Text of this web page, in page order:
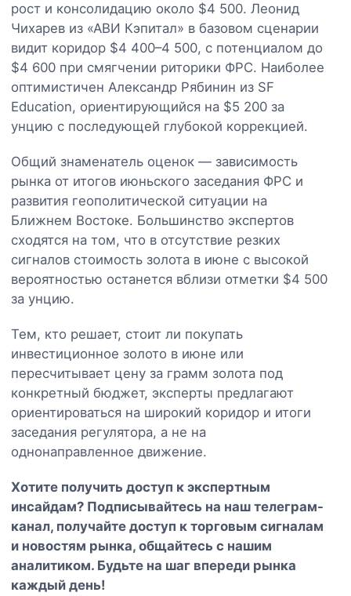
рост и консолидацию около $4 500. Леонид
Чихарев из «АВИ Кэпитал» в базовом сценарии
видит коридор $4 400–4 500, с потенциалом до
$4 600 при смягчении риторики ФРС. Наиболее
оптимистичен Александр Рябинин из SF
Education, ориентирующийся на $5 200 за
унцию с последующей глубокой коррекцией.
Общий знаменатель оценок — зависимость
рынка от итогов июньского заседания ФРС и
развития геополитической ситуации на
Ближнем Востоке. Большинство экспертов
сходятся на том, что в отсутствие резких
сигналов стоимость золота в июне с высокой
вероятностью останется вблизи отметки $4 500
за унцию.
Тем, кто решает, стоит ли покупать
инвестиционное золото в июне или
пересчитывает цену за грамм золота под
конкретный бюджет, эксперты предлагают
ориентироваться на широкий коридор и итоги
заседания регулятора, а не на
однонаправленное движение.
Хотите получить доступ к экспертным
инсайдам? Подписывайтесь на наш телеграм-
канал, получайте доступ к торговым сигналам
и новостям рынка, общайтесь с нашим
аналитиком. Будьте на шаг впереди рынка
каждый день!